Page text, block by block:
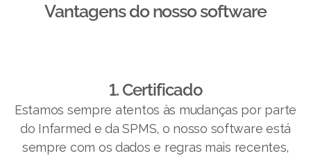
Vantagens do nosso software​
1. Certificado
Estamos sempre atentos às mudanças por parte
do Infarmed e da SPMS, o nosso software está
sempre com os dados e regras mais recentes,